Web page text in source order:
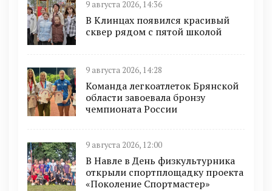
9 августа 2026, 14:36
В Клинцах появился красивый
сквер рядом с пятой школой
9 августа 2026, 14:28
Команда легкоатлеток Брянской
области завоевала бронзу
чемпионата России
9 августа 2026, 12:00
В Навле в День физкультурника
открыли спортплощадку проекта
«Поколение Спортмастер»